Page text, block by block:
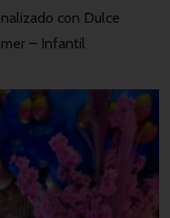
con Dulce
– Infantil